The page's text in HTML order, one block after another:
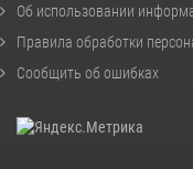
Об использовании
Правила обработки
Сообщить об ошибках